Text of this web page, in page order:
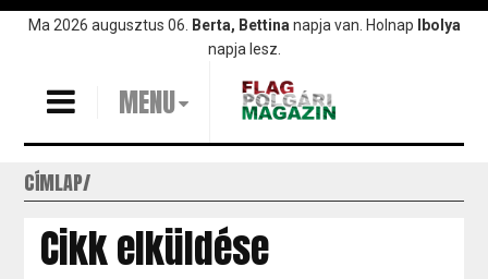
UgrásMa 2026 augusztus 06. Berta, Bettina napja van. Holnap
Ibolya
napja lesz.
MENU
CÍMLAP
Cikk elküldése